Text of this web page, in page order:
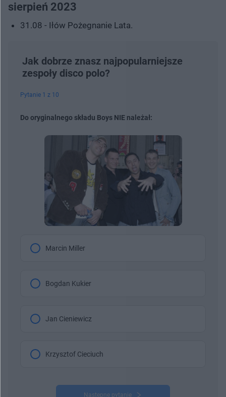
sierpień 2023
31.08 - Iłów Pożegnanie Lata.
Jak dobrze znasz najpopularniejsze
zespoły disco polo?
Pytanie 1 z 10
Do oryginalnego składu Boys NIE należał:
Marcin Miller
Bogdan Kukier
Jan Cieniewicz
Krzysztof Cieciuch
Następne pytanie